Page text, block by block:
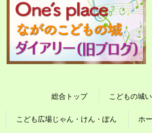
総合トップ こどもの城
こども広場じゃん・けん・ぽん ホ